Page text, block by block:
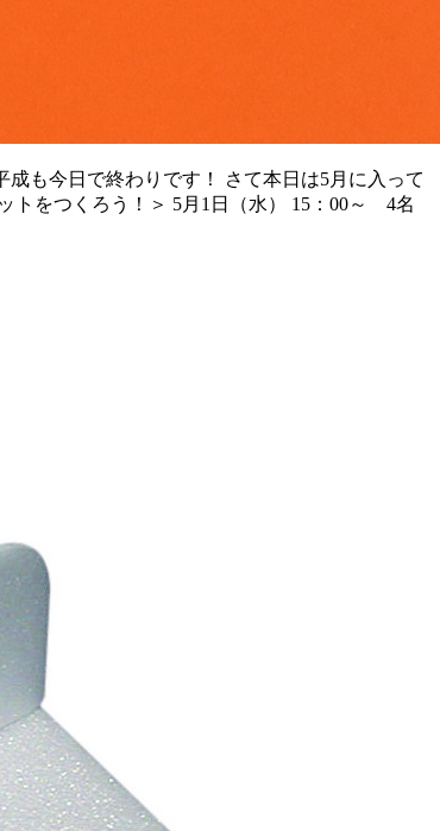
も今日で終わりです！ さて本日は5月に入って
トをつくろう！＞ 5月1日（水） 15：00～ 4名